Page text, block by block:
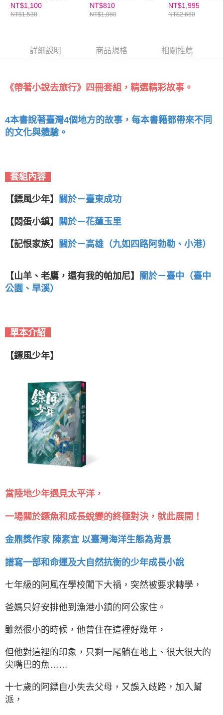
風少年、悶蛋小鎮、記
恨家族、山羊、老鷹，
NT$1,100
NT$1,530
情緒小日記」活動手
冊）★SEL情緒教育推
NT$810
NT$1,080
──學校沒有教的
素養能力（共7冊
NT$1,995
NT$2,660
詳細說明 商品規格 相關推薦
《帶著小說去旅行》四冊套組，精選精彩故事。
4本書說著臺灣4個地方的故事， 每本書籍都帶來不同
的文化與體驗。
套組內容
【鏢風少年】 關於－臺東成功
【悶蛋小鎮】 關於－花蓮玉里
【記恨家族】 關於－高雄（九如四路阿勃勒、小港）
【山羊、老鷹，還有我的帕加尼】 關於－臺中（臺中
公園、旱溪）
單本介紹
【鏢風少年】
當陸地少年遇見太平洋，
一場關於鏢魚和成長蛻變的終極對決，就此展開！
金鼎獎作家 陳素宜 以臺灣海洋生態為背景
譜寫一部和命運及大自然抗衡的少年成長小說
七年級的阿風在學校闖下大禍，突然被要求轉學，
爸媽只好安排他到漁港小鎮的阿公家住。
雖然很小的時候，他曾住在這裡好幾年，
但他對這裡的印象，只剩一尾躺在地上、很大很大的
尖嘴巴的魚……
十七歲的阿鏢自小失去父母，又誤入歧路，加入幫
派，